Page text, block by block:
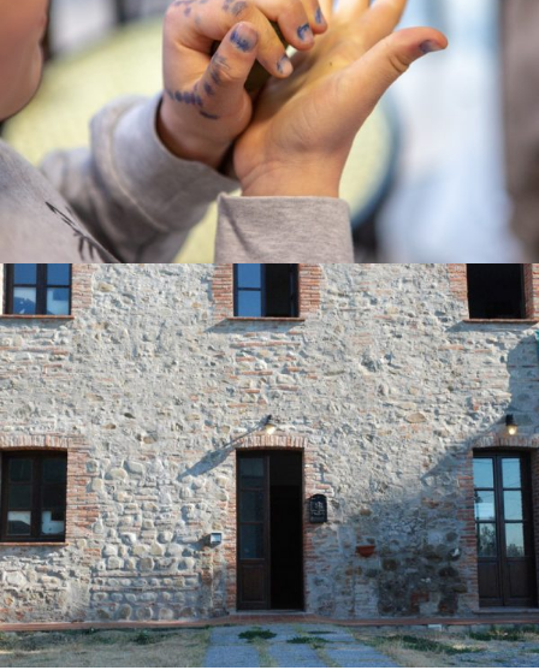
ATTIVITÀ SCOLASTICHE DI MEDIAZIONE
SAI – SISTEMA ACCOGLIENZA INTEGRAZIONE